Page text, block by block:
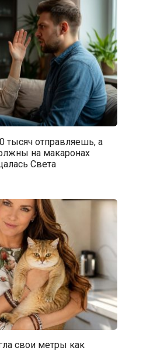
отправляешь, а
на макаронах
Света
свои метры как